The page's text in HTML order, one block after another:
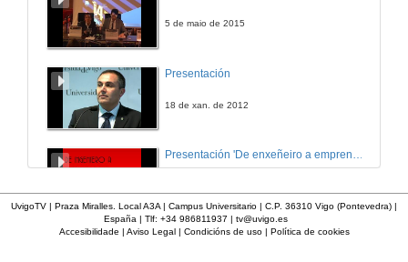
Quenda de preguntas
5 de maio de 2015
Presentación
18 de xan. de 2012
Presentación 'De enxeñeiro a emprendedor, unha transformación posible'.
UvigoTV | Praza Miralles. Local A3A | Campus Universitario | C.P. 36310 Vigo (Pontevedra) |
España | Tlf: +34 986811937 | tv@uvigo.es
Accesibilidade | Aviso Legal| Condicións de uso| Política de cookies